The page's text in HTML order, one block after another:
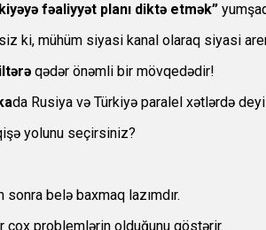
fəaliyyət planı diktə etmək”
ki, mühüm siyasi kanal olaraq siyasi
qədər önəmli bir mövqedədir!
da Rusiya və Türkiyə paralel xətlərdə
yolunu seçirsiniz?
belə baxmaq lazımdır.
problemlərin olduğunu göstərir.